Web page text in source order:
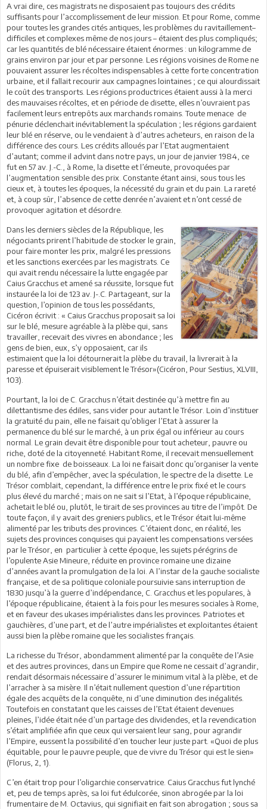
A vrai dire, ces magistrats ne disposaient pas toujours des crédits
suffisants pour l’accomplissement de leur mission. Et pour Rome, comme
pour toutes les grandes cités antiques, les problèmes du ravitaillement–
difficiles et complexes même de nos jours – étaient des plus compliqués;
car les quantités de blé nécessaire étaient énormes : un kilogramme de
grains environ par jour et par personne. Les régions voisines de Rome ne
pouvaient assurer les récoltes indispensables à cette forte concentration
urbaine, et il fallait recourir aux campagnes lointaines ; ce qui alourdissait
le coût des transports. Les régions productrices étaient aussi à la merci
des mauvaises récoltes, et en période de disette, elles n’ouvraient pas
facilement leurs entrepôts aux marchands romains. Toute menace de
pénurie déclenchait inévitablement la spéculation ; les régions gardaient
leur blé en réserve, ou le vendaient à d’autres acheteurs, en raison de la
différence des cours. Les crédits alloués par l’Etat augmentaient
d’autant; comme il advint dans notre pays, un jour de janvier 1984, ce
fut en 57 av. J.-C., à Rome, la disette et l’émeute, provoquées par
l’augmentation sensible des prix. Constante étant ainsi, sous tous les
cieux et, à toutes les époques, la nécessité du grain et du pain. La rareté
et, à coup sûr, l’absence de cette denrée n’avaient et n’ont cessé de
provoquer agitation et désordre.
Dans les derniers siècles de la République, les
négociants prirent l’habitude de stocker le grain,
pour faire monter les prix, malgré les pressions
et les sanctions exercées par les magistrats. Ce
qui avait rendu nécessaire la lutte engagée par
Caius Gracchus et amené sa réussite, lorsque fut
instaurée la loi de 123 av. J-.C. Partageant, sur la
question, l’opinion de tous les possédants,
Cicéron écrivit : « Caius Gracchus proposait sa loi
sur le blé, mesure agréable à la plèbe qui, sans
travailler, recevait des vivres en abondance ; les
gens de bien, eux, s’y opposaient, car ils
estimaient que la loi détournerait la plèbe du travail, la livrerait à la
paresse et épuiserait visiblement le Trésor»(Cicéron, Pour Sestius, XLVIII,
103).
Pourtant, la loi de C. Gracchus n’était destinée qu’à mettre fin au
dilettantisme des édiles, sans vider pour autant le Trésor. Loin d’instituer
la gratuité du pain, elle ne faisait qu’obliger l’Etat à assurer la
permanence du blé sur le marché, à un prix égal ou inférieur au cours
normal. Le grain devait être disponible pour tout acheteur, pauvre ou
riche, doté de la citoyenneté. Habitant Rome, il recevait mensuellement
un nombre fixe de boisseaux. La loi ne faisait donc qu’organiser la vente
du blé, afin d’empêcher, avec la spéculation, le spectre de la disette. Le
Trésor comblait, cependant, la différence entre le prix fixé et le cours
plus élevé du marché ; mais on ne sait si l’Etat, à l’époque républicaine,
achetait le blé ou, plutôt, le tirait de ses provinces au titre de l’impôt. De
toute façon, il y avait des greniers publics, et le Trésor était lui-même
alimenté par les tributs des provinces. C’étaient donc, en réalité, les
sujets des provinces conquises qui payaient les compensations versées
par le Trésor, en particulier à cette époque, les sujets pérégrins de
l’opulente Asie Mineure, réduite en province romaine une dizaine
d’années avant la promulgation de la loi. A l’instar de la gauche socialiste
française, et de sa politique coloniale poursuivie sans interruption de
1830 jusqu’à la guerre d’indépendance, C. Gracchus et les populares, à
l’époque républicaine, étaient à la fois pour les mesures sociales à Rome,
et en faveur des ukases impérialistes dans les provinces. Patriotes et
gauchières, d’une part, et de l’autre impérialistes et exploitantes étaient
aussi bien la plèbe romaine que les socialistes français.
La richesse du Trésor, abondamment alimenté par la conquête de l’Asie
et des autres provinces, dans un Empire que Rome ne cessait d’agrandir,
rendait désormais nécessaire d’assurer le minimum vital à la plèbe, et de
l’arracher à sa misère. Il n’était nullement question d’une répartition
égale des acquêts de la conquête, ni d’une diminution des inégalités.
Toutefois en constatant que les caisses de l’Etat étaient devenues
pleines, l’idée était née d’un partage des dividendes, et la revendication
s’était amplifiée afin que ceux qui versaient leur sang, pour agrandir
l’Empire, eussent la possibilité d’en toucher leur juste part. «Quoi de plus
équitable, pour le pauvre peuple, que de vivre du Trésor qui est le sien»
(Florus, 2, 1).
C’en était trop pour l’oligarchie conservatrice. Caius Gracchus fut lynché
et, peu de temps après, sa loi fut édulcorée, sinon abrogée par la loi
frumentaire de M. Octavius, qui signifiait en fait son abrogation ; sous sa